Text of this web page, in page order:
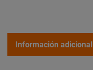
Información adicional